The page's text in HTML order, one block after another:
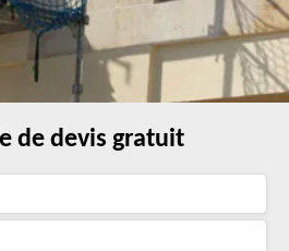
de devis gratuit